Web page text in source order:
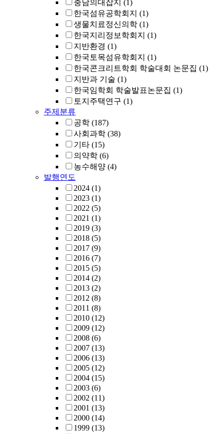
충남의대잡지 (1)
한국섬유공학회지 (1)
생물치료정신의학 (1)
한국지리정보학회지 (1)
지반환경 (1)
한국토목섬유학회지 (1)
한국콘크리트학회 학술대회 논문집 (1)
지반과 기술 (1)
한국임학회 학술발표논문집 (1)
토지주택연구 (1)
주제분류
공학 (187)
사회과학 (38)
기타 (15)
의약학 (6)
농수해양 (4)
발행연도
2024 (1)
2023 (1)
2022 (5)
2021 (1)
2019 (3)
2018 (5)
2017 (9)
2016 (7)
2015 (5)
2014 (2)
2013 (2)
2012 (8)
2011 (8)
2010 (12)
2009 (12)
2008 (6)
2007 (13)
2006 (13)
2005 (12)
2004 (15)
2003 (6)
2002 (11)
2001 (13)
2000 (14)
1999 (13)